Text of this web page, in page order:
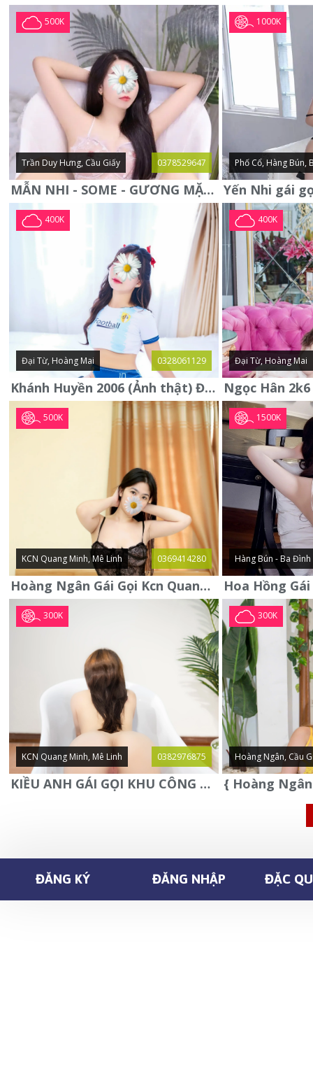
500K
Trần Duy Hưng, Cầu Giấy 0378529647
MẪN NHI - SOME - GƯƠNG MẶT XINH XẮN -CỰC CHIỀU KHÁCH
1000K
Phố Cổ, Hàng Bún,
400K
Đại Từ, Hoàng Mai 0328061129
Khánh Huyền 2006 (Ảnh thật) Đại từ - Hoàng Mai
400K
Đại Từ, Hoàng Mai
500K
KCN Quang Minh, Mê Linh 0369414280
Hoàng Ngân Gái Gọi Kcn Quang Minh - Mê Linh . Hàng Vip Lần Đầu
1500K
Hàng Bún - Ba Đình
300K
KCN Quang Minh, Mê Linh 0382976875
KIỀU ANH GÁI GỌI KHU CÔNG NGHIỆP QUANG MINH - MÊ LINH
300K
Hoàng Ngân, Cầu
ĐĂNG KÝ ĐĂNG NHẬP ĐẶC